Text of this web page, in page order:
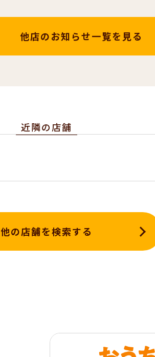
他店のお知らせ一覧を見る
近隣の店舗
他の店舗を検索する